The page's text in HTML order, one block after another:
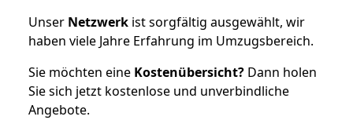
Unser Netzwerk ist sorgfältig ausgewählt, wir
haben viele Jahre Erfahrung im Umzugsbereich.
Sie möchten eine Kostenübersicht? Dann holen
Sie sich jetzt kostenlose und unverbindliche
Angebote.